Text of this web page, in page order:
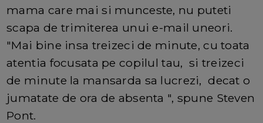
mama care mai si munceste, nu puteti
scapa de trimiterea unui e-mail uneori.
"Mai bine insa treizeci de minute, cu toata
atentia focusata pe copilul tau, si treizeci
de minute la mansarda sa lucrezi, decat o
jumatate de ora de absenta ", spune Steven
Pont.